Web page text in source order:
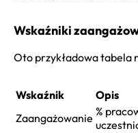
Wskaźniki
Oto przykładowa tabela
Wskaźnik Opis
Zaangażowanie %